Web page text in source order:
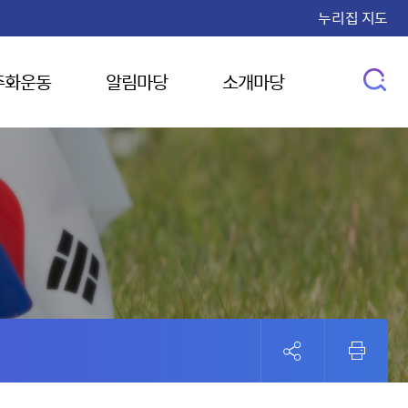
누리집 지도
운동 알림마당 소개마당